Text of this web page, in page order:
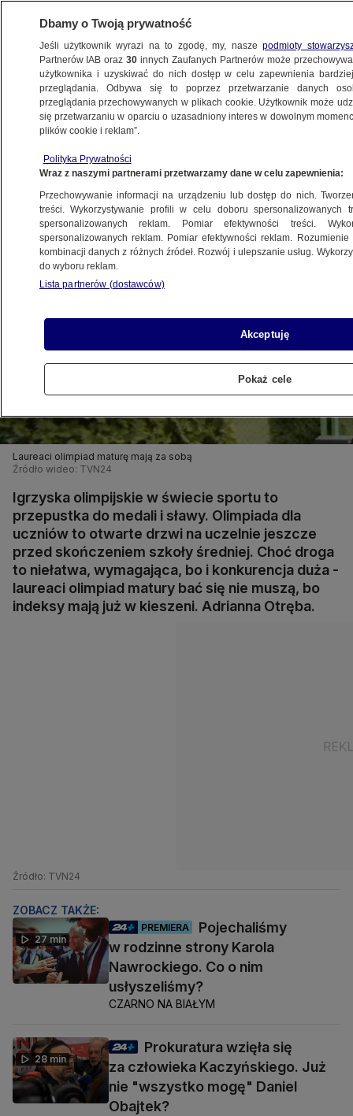
PROGRAMY
7.05.2022, 07:59
Udostępnij
Laureaci olimpiad maturę mają za sobą
Źródło wideo: TVN24
Igrzyska olimpijskie w świecie sportu to
przepustka do medali i sławy. Olimpiada dla
uczniów to otwarte drzwi na uczelnie jeszcze
przed skończeniem szkoły średniej. Choć droga
to niełatwa, wymagająca, bo i konkurencja duża -
laureaci olimpiad matury bać się nie muszą, bo
indeksy mają już w kieszeni. Adrianna Otręba.
Źródło: TVN24
ZOBACZ TAKŻE:
27 min
PREMIERA
Pojechaliśmy
w rodzinne strony Karola
Nawrockiego. Co o nim
usłyszeliśmy?
CZARNO NA BIAŁYM
28 min
Prokuratura wzięła się
za człowieka Kaczyńskiego. Już
nie "wszystko mogę" Daniel
Obajtek?
Dbamy o Twoją prywatność
Jeśli użytkownik wyrazi na to zgodę, my, naszepodmioty
Partnerów IAB oraz30 innych Zaufanych Partnerów może
użytkownika i uzyskiwać do nich dostęp w celu zapewnienia
przeglądania. Odbywa się to poprzez przetwarzanie danych
przeglądania przechowywanych w plikach cookie. Użytkownik może
się przetwarzaniu w oparciu o uzasadniony interes w dowolnym
plików cookie i reklam”.
Polityka Prywatności
Wraz z naszymi partnerami przetwarzamy dane w celu zapewnienia:
Przechowywanie informacji na urządzeniu lub dostęp do nich.
treści. Wykorzystywanie profili w celu doboru spersonalizowanych
spersonalizowanych reklam. Pomiar efektywności treści.
spersonalizowanych reklam. Pomiar efektywności reklam.
kombinacji danych z różnych źródeł. Rozwój i ulepszanie usług.
do wyboru reklam.
Lista partnerów (dostawców)
Akceptuję
Pokaż cele